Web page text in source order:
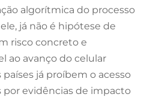
algorítmica do processo
já não é hipótese de
risco concreto e
ao avanço do celular
já proíbem o acesso
por evidências de impacto